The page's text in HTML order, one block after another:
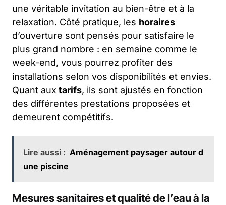
une véritable invitation au bien-être et à la
relaxation. Côté pratique, les horaires
d’ouverture sont pensés pour satisfaire le
plus grand nombre : en semaine comme le
week-end, vous pourrez profiter des
installations selon vos disponibilités et envies.
Quant aux tarifs, ils sont ajustés en fonction
des différentes prestations proposées et
demeurent compétitifs.
Lire aussi : Aménagement paysager autour d
une piscine
Mesures sanitaires et qualité de l’eau à la